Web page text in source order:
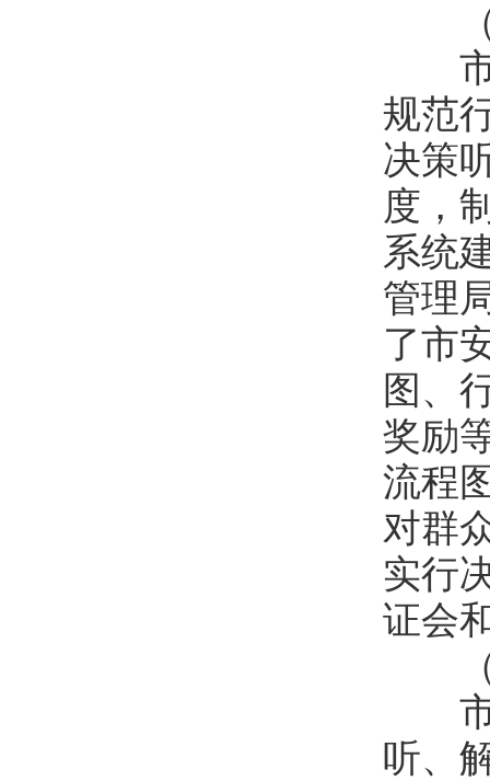
（
市
规范
决策
度，
系统
管理
了市
图、
奖励
流程
对群
实行
证会
（
市
听、